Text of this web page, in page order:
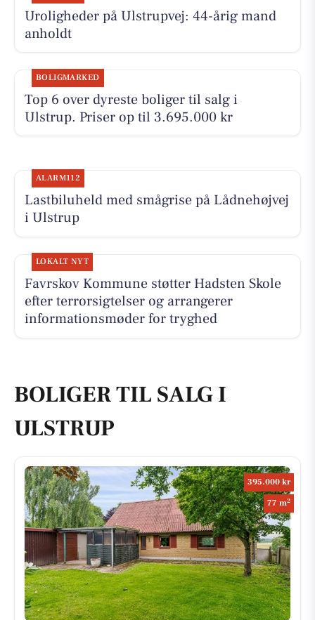
Uroligheder på Ulstrupvej: 44-årig mand
anholdt
BOLIGMARKED
Top 6 over dyreste boliger til salg i
Ulstrup. Priser op til 3.695.000 kr
ALARM112
Lastbiluheld med smågrise på Lådnehøjvej
i Ulstrup
LOKALT NYT
Favrskov Kommune støtter Hadsten Skole
efter terrorsigtelser og arrangerer
informationsmøder for tryghed
BOLIGER TIL SALG I
ULSTRUP
395.000 kr
77 m2